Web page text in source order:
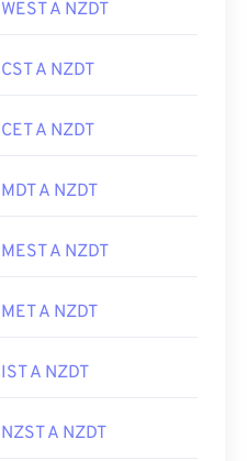
WEST A NZDT
CST A NZDT
CET A NZDT
MDT A NZDT
MEST A NZDT
MET A NZDT
IST A NZDT
NZST A NZDT